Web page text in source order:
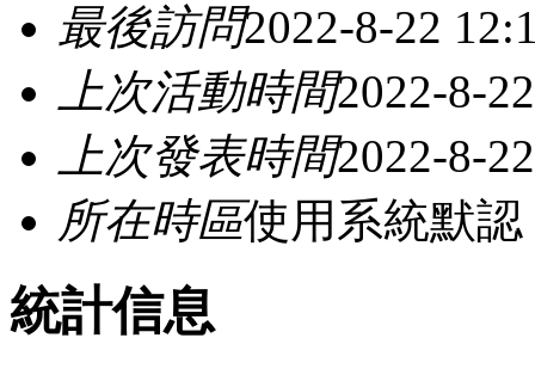
最後訪問2022-8-22
上次活動時間2022-8-
上次發表時間2022-8-
所在時區使用系統默認
統計信息